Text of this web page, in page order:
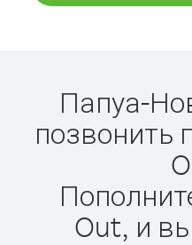
Папуа-
позвонить
Out, и